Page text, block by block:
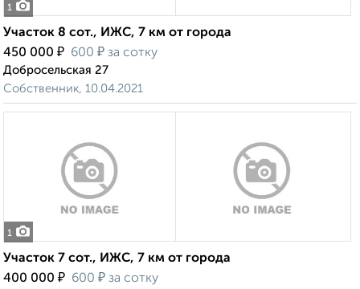
1
Участок 8 сот., ИЖС, 7 км от города
450 000 ₽ 600 ₽ за сотку
Добросельская 27
Собственник, 10.04.2021
1
Участок 7 сот., ИЖС, 7 км от города
400 000 ₽ 600 ₽ за сотку